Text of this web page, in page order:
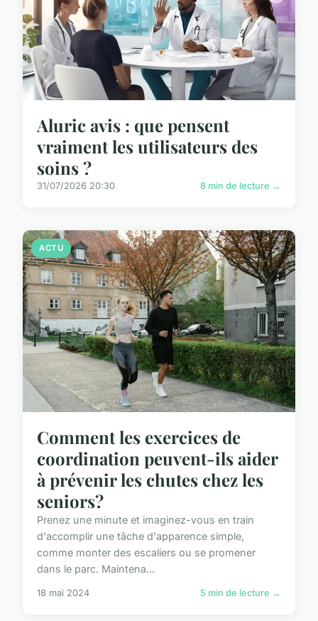
Aluric avis : que pensent
vraiment les utilisateurs des
soins ?
31/07/2026 20:30 8 min de lecture →
ACTU
Comment les exercices de
coordination peuvent-ils aider
à prévenir les chutes chez les
seniors?
Prenez une minute et imaginez-vous en train
d'accomplir une tâche d'apparence simple,
comme monter des escaliers ou se promener
dans le parc. Maintena...
18 mai 2024 5 min de lecture →